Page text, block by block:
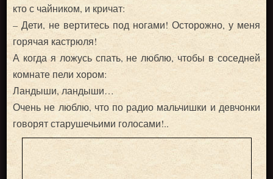
кто с чайником, и кричат:
– Дети, не вертитесь под ногами! Осторожно, у меня
горячая кастрюля!
А когда я ложусь спать, не люблю, чтобы в соседней
комнате пели хором:
Ландыши, ландыши…
Очень не люблю, что по радио мальчишки и девчонки
говорят старушечьими голосами!..